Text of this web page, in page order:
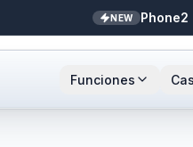
NEW
Funciones